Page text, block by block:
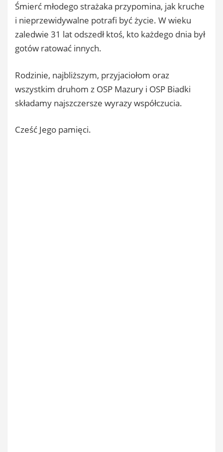
Śmierć młodego strażaka przypomina, jak kruche
i nieprzewidywalne potrafi być życie. W wieku
zaledwie 31 lat odszedł ktoś, kto każdego dnia był
gotów ratować innych.
Rodzinie, najbliższym, przyjaciołom oraz
wszystkim druhom z OSP Mazury i OSP Biadki
składamy najszczersze wyrazy współczucia.
Cześć Jego pamięci.